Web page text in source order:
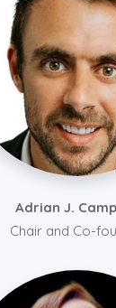
Adrian J.
Chair and Co-